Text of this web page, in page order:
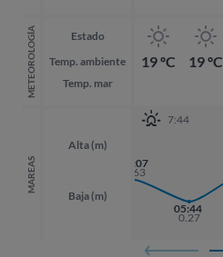
METEOROLOGÍA
Estado
Temp. ambiente
Temp. mar
MAREAS
Alta (m)
Baja (m)
19 ºC 19 ºC
7:44
00:07
0.63
05:44
0.27